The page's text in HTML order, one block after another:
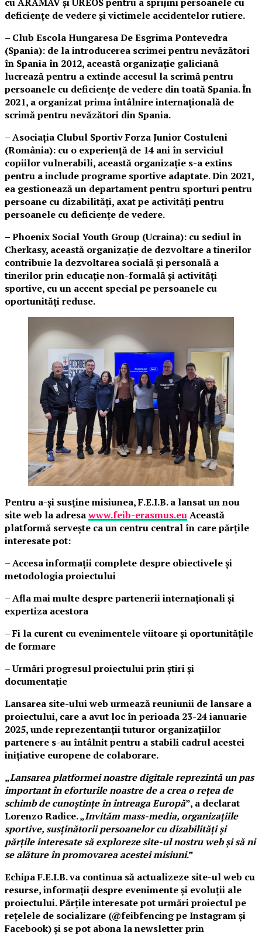
deficiențe de vedere și victimele accidentelor rutiere.
– Club Escola Hungaresa De Esgrima Pontevedra
(Spania): de la introducerea scrimei pentru nevăzători
în Spania în 2012, această organizație galiciană
lucrează pentru a extinde accesul la scrimă pentru
persoanele cu deficiențe de vedere din toată Spania. În
2021, a organizat prima întâlnire internațională de
scrimă pentru nevăzători din Spania.
– Asociația Clubul Sportiv Forza Junior Costuleni
(România): cu o experiență de 14 ani în serviciul
copiilor vulnerabili, această organizație s-a extins
pentru a include programe sportive adaptate. Din 2021,
ea gestionează un departament pentru sporturi pentru
persoane cu dizabilități, axat pe activități pentru
persoanele cu deficiențe de vedere.
– Phoenix Social Youth Group (Ucraina): cu sediul în
Cherkasy, această organizație de dezvoltare a tinerilor
contribuie la dezvoltarea socială și personală a
tinerilor prin educație non-formală și activități
sportive, cu un accent special pe persoanele cu
oportunități reduse.
Pentru a-și susține misiunea, F.E.I.B. a lansat un nou
site web la adresawww.feib-erasmus.euAceastă
platformă servește ca un centru central în care părțile
interesate pot:
– Accesa informații complete despre obiectivele și
metodologia proiectului
– Afla mai multe despre partenerii internaționali și
expertiza acestora
– Fi la curent cu evenimentele viitoare și oportunitățile
de formare
– Urmări progresul proiectului prin știri și
documentație
Lansarea site-ului web urmează reuniunii de lansare a
proiectului, care a avut loc în perioada 23-24 ianuarie
2025, unde reprezentanții tuturor organizațiilor
partenere s-au întâlnit pentru a stabili cadrul acestei
inițiative europene de colaborare.
„Lansarea platformei noastre digitale reprezintă un pas
important în eforturile noastre de a crea o rețea de
schimb de cunoștințe în întreaga Europă”, a declarat
Lorenzo Radice. „Invităm mass-media, organizațiile
sportive, susținătorii persoanelor cu dizabilități și
părțile interesate să exploreze site-ul nostru web și să ni
se alăture în promovarea acestei misiuni.”
Echipa F.E.I.B. va continua să actualizeze site-ul web cu
resurse, informații despre evenimente și evoluții ale
proiectului. Părțile interesate pot urmări proiectul pe
rețelele de socializare (@feibfencing pe Instagram și
Facebook) și se pot abona la newsletter prin